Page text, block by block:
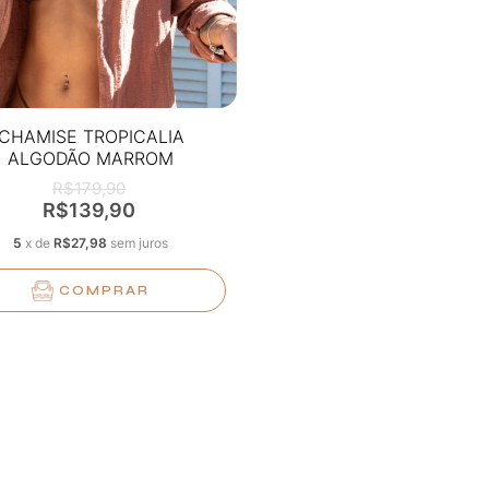
TROPICALIA
ALGODÃO MARROM
R$179,90
R$139,90
5 xdeR$27,98 sem juros
COMPRAR